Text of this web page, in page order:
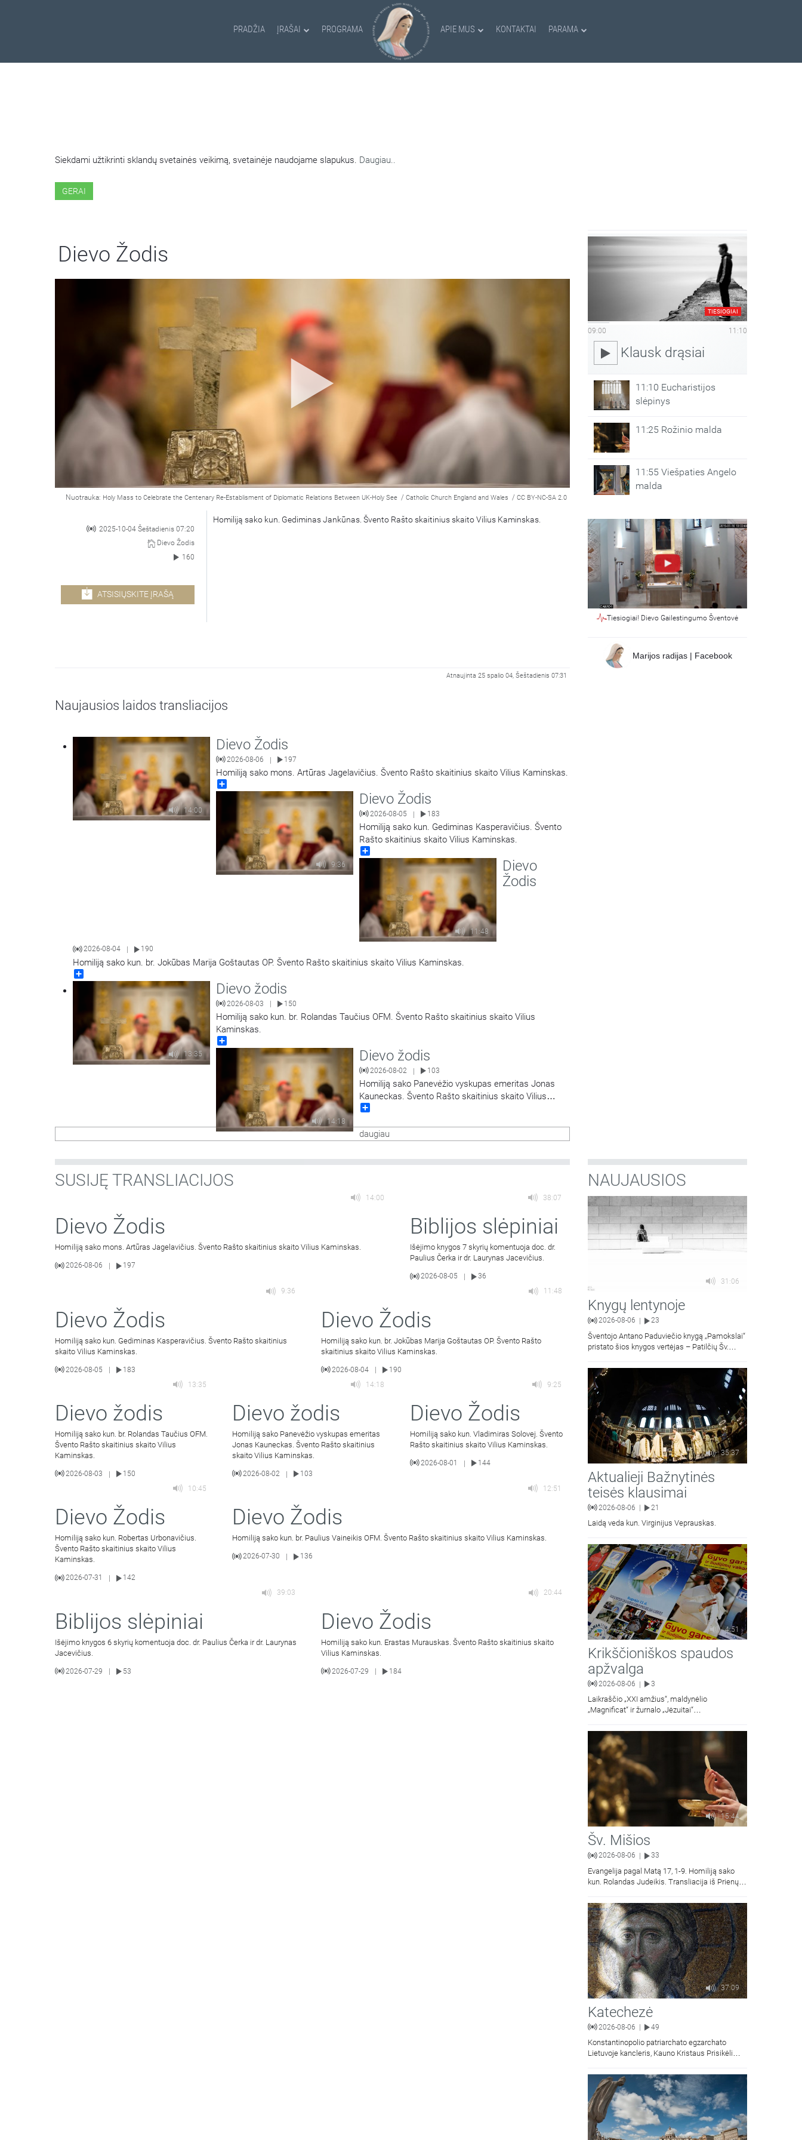
PRADŽIA ĮRAŠAI PROGRAMA APIE MUS KONTAKTAI PARAMA
Siekdami užtikrinti sklandų svetainės veikimą, svetainėje naudojame slapukus. Daugiau..
GERAI
Dievo Žodis
Nuotrauka: Holy Mass to Celebrate the Centenary Re-Establisment of Diplomatic Relations Between UK-Holy See / Catholic Church England and Wales / CC BY-NC-SA 2.0
2025-10-04 Šeštadienis 07:20
Dievo Žodis
160
ATSISIŲSKITE ĮRAŠĄ
Homiliją sako kun. Gediminas Jankūnas. Švento Rašto skaitinius skaito Vilius Kaminskas.
Atnaujinta 25 spalio 04, Šeštadienis 07:31
Naujausios laidos transliacijos
14:00
Dievo Žodis
2026-08-06 | 197
Homiliją sako mons. Artūras Jagelavičius. Švento Rašto skaitinius skaito Vilius Kaminskas.
9:36
Dievo Žodis
2026-08-05 | 183
Homiliją sako kun. Gediminas Kasperavičius. Švento
Rašto skaitinius skaito Vilius Kaminskas.
11:48
Dievo
Žodis
2026-08-04 190
Homiliją sako kun. br. Jokūbas Marija Goštautas OP. Švento Rašto skaitinius skaito Vilius Kaminskas.
13:35
Dievo žodis
2026-08-03 150
Homiliją sako kun. br. Rolandas Taučius OFM. Švento Rašto skaitinius skaito Vilius
Kaminskas.
14:18
Dievo žodis
2026-08-02 | 103
Homiliją sako Panevėžio vyskupas emeritas Jonas
Kauneckas. Švento Rašto skaitinius skaito Vilius
Kaminskas.
daugiau
TIESIOGIAI
09:00 11:10
Klausk drąsiai
11:10 Eucharistijos
slėpinys
11:25 Rožinio malda
11:55 Viešpaties Angelo
malda
Tiesiogiai! Dievo Gailestingumo Šventovė
Marijos radijas | Facebook
SUSIJĘ TRANSLIACIJOS
14:00
Dievo Žodis
Homiliją sako mons. Artūras Jagelavičius. Švento Rašto skaitinius skaito Vilius Kaminskas.
2026-08-06 197
38:07
Biblijos slėpiniai
Išėjimo knygos 7 skyrių komentuoja doc. dr.
Paulius Čerka ir dr. Laurynas Jacevičius.
2026-08-05
36
9:36
Dievo Žodis
Homiliją sako kun. Gediminas Kasperavičius. Švento Rašto skaitinius
skaito Vilius Kaminskas.
2026-08-05 183
11:48
Dievo Žodis
Homiliją sako kun. br. Jokūbas Marija Goštautas OP. Švento Rašto
skaitinius skaito Vilius Kaminskas.
2026-08-04
190
13:35
Dievo žodis
Homiliją sako kun. br. Rolandas Taučius OFM.
Švento Rašto skaitinius skaito Vilius
Kaminskas.
2026-08-03 | 150
14:18
Dievo žodis
Homiliją sako Panevėžio vyskupas emeritas
Jonas Kauneckas. Švento Rašto skaitinius
skaito Vilius Kaminskas.
2026-08-02 | 103
9:25
Dievo Žodis
Homiliją sako kun. Vladimiras Solovej. Švento
Rašto skaitinius skaito Vilius Kaminskas.
2026-08-01 | 144
10:45
Dievo Žodis
Homiliją sako kun. Robertas Urbonavičius.
Švento Rašto skaitinius skaito Vilius
Kaminskas.
2026-07-31 142
12:51
Dievo Žodis
Homiliją sako kun. br. Paulius Vaineikis OFM. Švento Rašto skaitinius skaito Vilius Kaminskas.
2026-07-30 136
39:03
Biblijos slėpiniai
Išėjimo knygos 6 skyrių komentuoja doc. dr. Paulius Čerka ir dr. Laurynas
Jacevičius.
2026-07-29 53
20:44
Dievo Žodis
Homiliją sako kun. Erastas Murauskas. Švento Rašto skaitinius skaito
Vilius Kaminskas.
2026-07-29 184
NAUJAUSIOS
31:06
Knygų lentynoje
2026-08-06 23
Šventojo Antano Paduviečio knygą „Pamokslai“
pristato šios knygos vertėjas – Patilčių Šv.
moralinės teologijos dr. Algirdas Petras
35:37
Aktualieji Bažnytinės
teisės klausimai
2026-08-06 21
Laidą veda kun. Virginijus Veprauskas.
4:51
Krikščioniškos spaudos
apžvalga
2026-08-06 | 3
Laikraščio „XXI amžius“, maldynėlio
„Magnificat“ ir žurnalo „Jėzuitai“
15:44
Šv. Mišios
2026-08-06 33
Evangelija pagal Matą 17, 1-9. Homiliją sako
kun. Rolandas Judeikis. Transliacija iš Prienų
37:09
Katechezė
2026-08-06 49
Konstantinopolio patriarchato egzarchato
Lietuvoje kancleris, Kauno Kristaus Prisikėlimo
kunigas Vitalijus Mockus pasakoja apie
Kristaus Atsimainymo šventę.